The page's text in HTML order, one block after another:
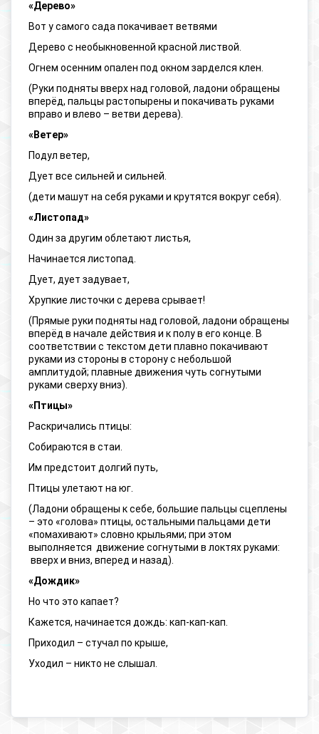
«Дерево»
Вот у самого сада покачивает ветвями
Дерево с необыкновенной красной листвой.
Огнем осенним опален под окном зарделся клен.
(Руки подняты вверх над головой, ладони обращены
вперёд, пальцы растопырены и покачивать руками
вправо и влево – ветви дерева).
«Ветер»
Подул ветер,
Дует все сильней и сильней.
(дети машут на себя руками и крутятся вокруг себя).
«Листопад»
Один за другим облетают листья,
Начинается листопад.
Дует, дует задувает,
Хрупкие листочки с дерева срывает!
(Прямые руки подняты над головой, ладони обращены
вперёд в начале действия и к полу в его конце. В
соответствии с текстом дети плавно покачивают
руками из стороны в сторону с небольшой
амплитудой; плавные движения чуть согнутыми
руками сверху вниз).
«Птицы»
Раскричались птицы:
Собираются в стаи.
Им предстоит долгий путь,
Птицы улетают на юг.
(Ладони обращены к себе, большие пальцы сцеплены
– это «голова» птицы, остальными пальцами дети
«помахивают» словно крыльями; при этом
выполняется движение согнутыми в локтях руками:
вверх и вниз, вперед и назад).
«Дождик»
Но что это капает?
Кажется, начинается дождь: кап-кап-кап.
Приходил – стучал по крыше,
Уходил – никто не слышал.